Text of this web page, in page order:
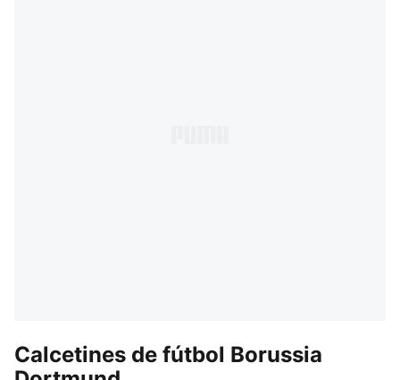
Calcetines de fútbol Borussia